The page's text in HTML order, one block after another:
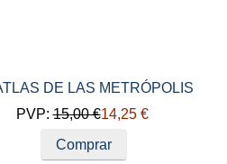
DE LAS METRÓPOLIS
PVP:15,00 €14,25 €
Comprar